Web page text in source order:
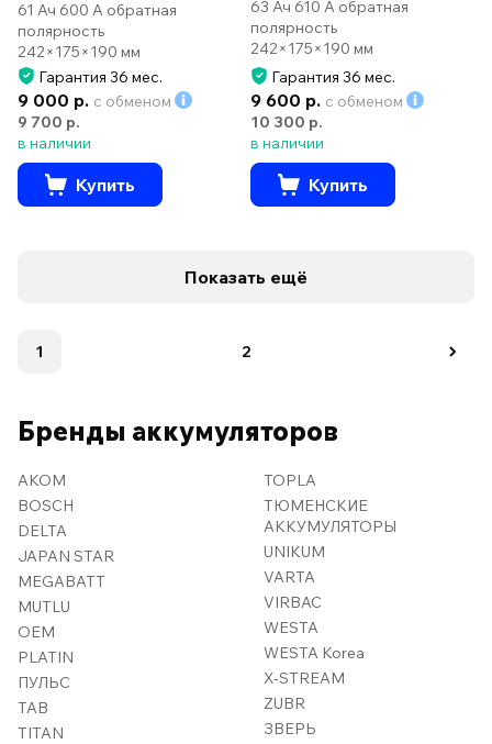
61 Ач 600 А обратная
полярность
242×175×190 мм
Гарантия 36 мес.
9 000 р. с обменом
9 700 р.
в наличии
Купить
63 Ач 610 А обратная
полярность
242×175×190 мм
Гарантия 36 мес.
9 600 р. с обменом
10 300 р.
в наличии
Купить
Показать ещё
1 2
Бренды аккумуляторов
AKOM
BOSCH
DELTA
JAPAN STAR
MEGABATT
MUTLU
OEM
PLATIN
ПУЛЬС
TAB
TITAN
TOPLA
ТЮМЕНСКИЕ
АККУМУЛЯТОРЫ
UNIKUM
VARTA
VIRBAC
WESTA
WESTA Korea
X-STREAM
ZUBR
ЗВЕРЬ